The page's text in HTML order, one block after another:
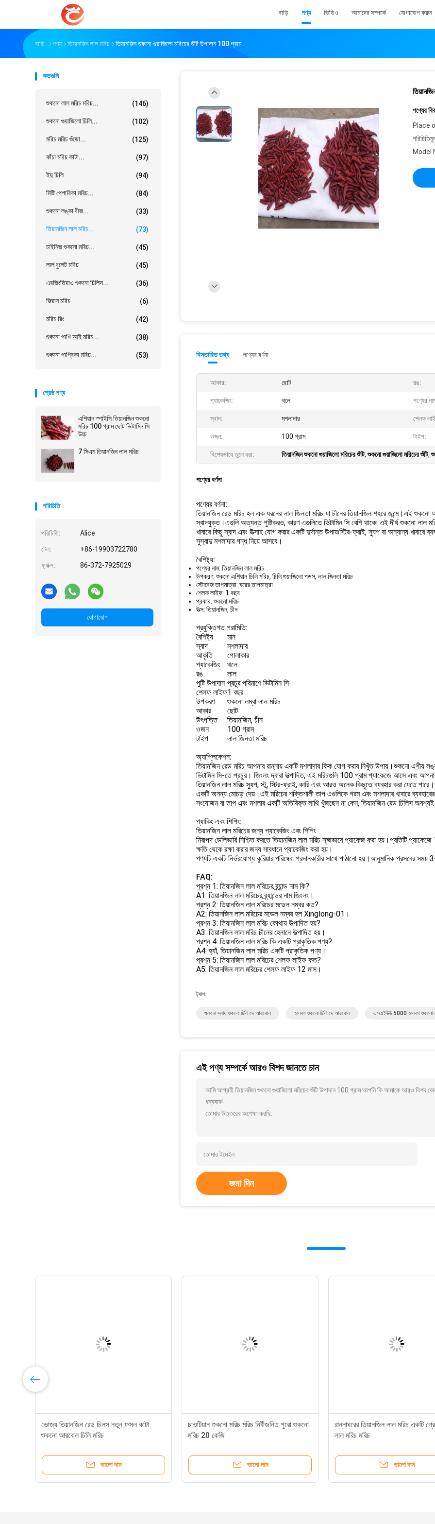
বাড়ি পণ্য ভিডিও আমাদের সম্পর্কে যোগাযোগ করুন
বাড়ি পণ্য তিয়ানজিন লাল মরিচ তিয়ানজিন শুকনো গুয়াজিলো মরিচের শুঁটি উপাদান 100 গ্রাম
কতগুলি
শুকনো লাল মরিচ মরিচ... (146)
শুকনো গুয়াজিলো চিলি... (102)
মরিচ মরিচ গুঁড়ো... (125)
কাঁচা মরিচ কাটা... (97)
ইদু চিলি (94)
মিষ্টি পেপারিকা মরিচ... (84)
শুকনো লঙ্কা বীজ... (33)
তিয়ানজিন লাল মরিচ... (73)
চাইনিজ শুকনো মরিচ... (45)
লাল বুলেট মরিচ (45)
এরজিংতিয়াও শুকনো চিলিস... (36)
জিয়ান মরিচ (6)
মরিচ রিং (42)
শুকনো পাখি আই মরিচ... (38)
শুকনো পাপ্রিকা মরিচ... (53)
শ্রেষ্ঠ পণ্য
এশিয়ান স্পাইসি তিয়ানজিন শুকনো
মরিচ 100 গ্রাম ছোট ভিটামিন সি
উচ্চ
7 সিএম তিয়ানজিন লাল মরিচ
পরিচিতি
পরিচিতি: Alice
টেল: +86-19903722780
ফ্যাক্স: 86-372-7925029
যোগাযোগ
পণ্যের
Place
Model
বিস্তারিত তথ্য পণ্যের বর্ণনা
আকার: ছোট রঙ:
প্যাকেজিং: থলে পণ্যের
স্বাদ: মশলাদার শেলফ
ওজন: 100 গ্রাম টাইপ:
বিশেষভাবে তুলে ধরা: তিয়ানজিন শুকনো গুয়াজিলো মরিচের শুঁটি,শুকনো গুয়াজিলো মরিচের শুঁটি,
পণ্যের বর্ণনা
পণ্যের বর্ণনা:
তিয়ানজিন রেড মরিচ হল এক ধরনের লাল জিনতা মরিচ যা চীনের তিয়ানজিন শহরে জন্মে।এই
স্বাদযুক্ত।এগুলি অত্যন্ত পুষ্টিকরও, কারণ এগুলিতে ভিটামিন সি বেশি থাকে৷ এই দীর্ঘ শুকনো লাল
খাবারে কিছু স্বাদ এবং উত্সাহ যোগ করার একটি দুর্দান্ত উপায়৷স্টির-ফ্রাই, স্যুপ বা অন্যান্য খাবারে
সুস্বাদু মশলাদার গন্ধ নিয়ে আসবে।
বৈশিষ্ট্য:
পণ্যের নাম: তিয়ানজিন লাল মরিচ
উপকরণ: শুকনো এশিয়ান চিলি মরিচ, চিলি গুয়াজিলো পডস, লাল জিনতা মরিচ
স্টোরেজ তাপমাত্রা: ঘরের তাপমাত্রা
শেলফ লাইফ: 1 বছর
প্রকার: শুকনো মরিচ
উত্স: তিয়ানজিন, চীন
প্রযুক্তিগত পরামিতি:
বৈশিষ্ট্য
মান
স্বাদ
মশলাদার
আকৃতি
গোলাকার
প্যাকেজিং
থলে
রঙ
লাল
পুষ্টি উপাদান প্রচুর পরিমাণে ভিটামিন সি
শেলফ লাইফ1 বছর
উপকরণ
শুকনো লম্বা লাল মরিচ
আকার
ছোট
উৎপত্তি
তিয়ানজিন, চীন
ওজন
100 গ্রাম
টাইপ
লাল জিনতা মরিচ
অ্যাপ্লিকেশন:
তিয়ানজিন রেড মরিচ আপনার রান্নায় একটি মশলাদার কিক যোগ করার নিখুঁত উপায়।শুকনো এশীয়
ভিটামিন সি-তে প্রচুর। জিংলং দ্বারা উত্পাদিত, এই মরিচগুলি 100 গ্রাম প্যাকেজে আসে এবং
তিয়ানজিন লাল মরিচ স্যুপ, স্টু, স্টির-ফ্রাই, কারি এবং আরও অনেক কিছুতে ব্যবহার করা যেতে
একটি অনন্য মোচড় দেয়।এই মরিচের শক্তিশালী তাপ এগুলিকে গরম এবং মশলাদার খাবারে
সংযোজন বা তাপ এবং মশলার একটি অতিরিক্ত লাথি খুঁজছেন না কেন, তিয়ানজিন রেড চিলিস
প্যাকিং এবং শিপিং:
তিয়ানজিন লাল মরিচের জন্য প্যাকেজিং এবং শিপিং
নিরাপদ ডেলিভারি নিশ্চিত করতে তিয়ানজিন লাল মরিচ সূক্ষ্মভাবে প্যাকেজ করা হয়।প্রতিটি
ক্ষতি থেকে রক্ষা করার জন্য সাবধানে প্যাকেজিং করা হয়।
পণ্যটি একটি নির্ভরযোগ্য কুরিয়ার পরিষেবা প্রদানকারীর সাথে পাঠানো হয়।আনুমানিক প্রসবের সময়
FAQ:
প্রশ্ন 1: তিয়ানজিন লাল মরিচের ব্র্যান্ড নাম কি?
A1: তিয়ানজিন লাল মরিচের ব্র্যান্ডের নাম জিংলং।
প্রশ্ন 2: তিয়ানজিন লাল মরিচের মডেল নম্বর কত?
A2: তিয়ানজিন লাল মরিচের মডেল নম্বর হল Xinglong-01।
প্রশ্ন 3: তিয়ানজিন লাল মরিচ কোথায় উত্পাদিত হয়?
A3: তিয়ানজিন লাল মরিচ চীনের হেনানে উত্পাদিত হয়।
প্রশ্ন 4: তিয়ানজিন লাল মরিচ কি একটি প্রাকৃতিক পণ্য?
A4: হ্যাঁ, তিয়ানজিন লাল মরিচ একটি প্রাকৃতিক পণ্য।
প্রশ্ন 5: তিয়ানজিন লাল মরিচের শেলফ লাইফ কত?
A5: তিয়ানজিন লাল মরিচের শেলফ লাইফ 12 মাস।
ট্যাগ:
শুকনো স্বাদ শুকনো চিলি দে আরবোল হালকা শুকনো চিলি দে আরবোল এসএইউউ 5000 হালকা শুকনো
এই পণ্য সম্পর্কে আরও বিশদ জানতে চান
আমি আগ্রহী তিয়ানজিন শুকনো গুয়াজিলো মরিচের শুঁটি উপাদান 100 গ্রাম আপনি কি আমাকে আরও বিশদ
ধন্যবাদ!
তোমার উত্তরের অপেক্ষা করছি.
জমা দিন
ভোজ্য তিয়ানজিন রেড চিলস নতুন ফসল কাটা
শুকনো আরবোল চিলি মরিচ
ভালো দাম
চাওটিয়ান শুকনো মরিচ মরিচ নির্বীজনিত পুরো শুকনো
মরিচ 20 কেজি
ভালো দাম
রান্নাঘরের তিয়ানজিন লাল মরিচ একটি
লাল মরিচ মরিচ
ভালো দাম